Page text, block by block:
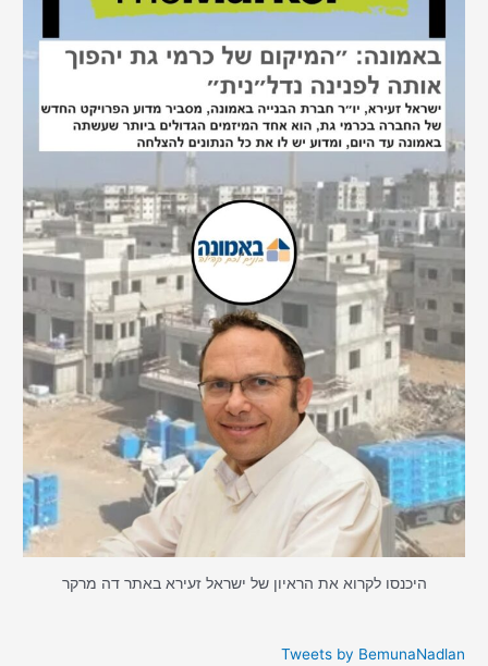
היכנסו לקרוא את הראיון של ישראל זעירא באתר דה מרקר
Tweets by BemunaNadlan